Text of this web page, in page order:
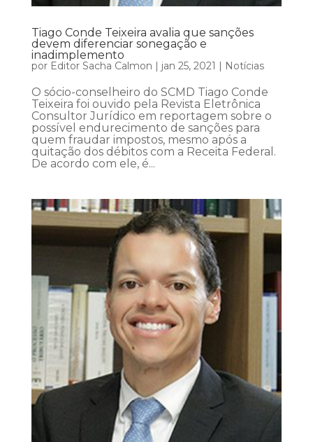
Tiago Conde Teixeira avalia que sanções
devem diferenciar sonegação e
inadimplemento
por Editor Sacha Calmon | jan 25, 2021 | Notícias
O sócio-conselheiro do SCMD Tiago Conde
Teixeira foi ouvido pela Revista Eletrônica
Consultor Jurídico em reportagem sobre o
possível endurecimento de sanções para
quem fraudar impostos, mesmo após a
quitação dos débitos com a Receita Federal.
De acordo com ele, é...